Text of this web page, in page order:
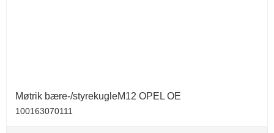
Møtrik bære-/styrekugleM12 OPEL OE
100163070111